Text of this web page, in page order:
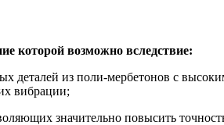
которой возможно вследствие:
деталей из поли-мербетонов с
вибрации;
значительно повысить